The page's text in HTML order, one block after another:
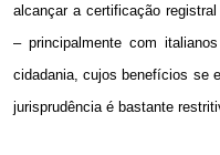
alcançar a certificação
– principalmente com
cidadania, cujos benefícios se
jurisprudência é bastante